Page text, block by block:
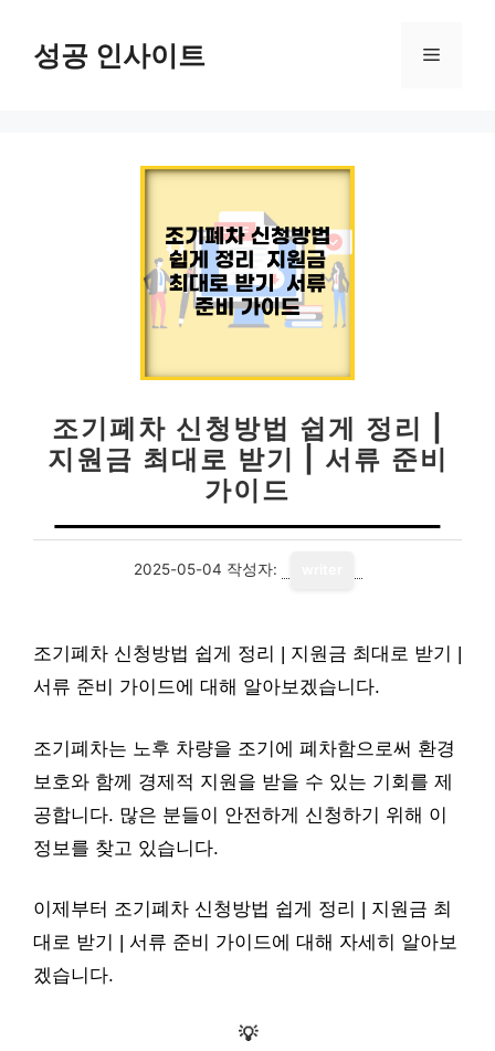
성공 인사이트 메
조기폐차 신청방법 쉽게 정리 |
지원금 최대로 받기 | 서류 준비
가이드
2025-05-04 작성자:
조기폐차 신청방법 쉽게 정리 | 지원금 최대로 받기 |
서류 준비 가이드에 대해 알아보겠습니다.
조기폐차는 노후 차량을 조기에 폐차함으로써 환경
보호와 함께 경제적 지원을 받을 수 있는 기회를 제
공합니다. 많은 분들이 안전하게 신청하기 위해 이
정보를 찾고 있습니다.
이제부터 조기폐차 신청방법 쉽게 정리 | 지원금 최
대로 받기 | 서류 준비 가이드에 대해 자세히 알아보
겠습니다.
💡